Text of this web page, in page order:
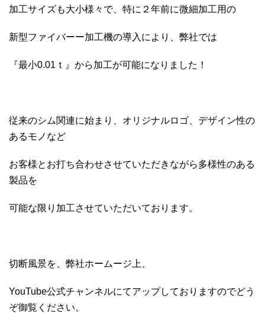
加工サイズも大小様々で、特に２年前に微細加工用の
新型ファイバーー加工機の導入により、弊社では
『最小0.01ｔ』から加工が可能になりました！
従来のシム関連に始まり、オリジナルロゴ、デザイン性の
あるモノなど
お客様とお打ち合わせさせていただきながら多様性のある
製品を
可能な限り加工させていただいております。
切断風景を、弊社ホームージ上、
YouTube公式チャンネルにてアップしておりますのでどう
ぞ御覧ください。